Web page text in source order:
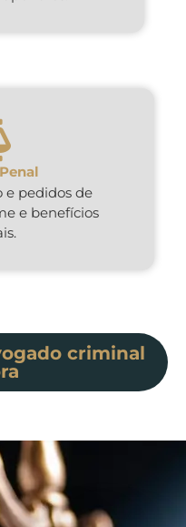
pedidos de
e benefícios
criminal